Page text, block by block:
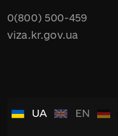
0(800) 500-459
viza.kr.gov.ua
UA EN